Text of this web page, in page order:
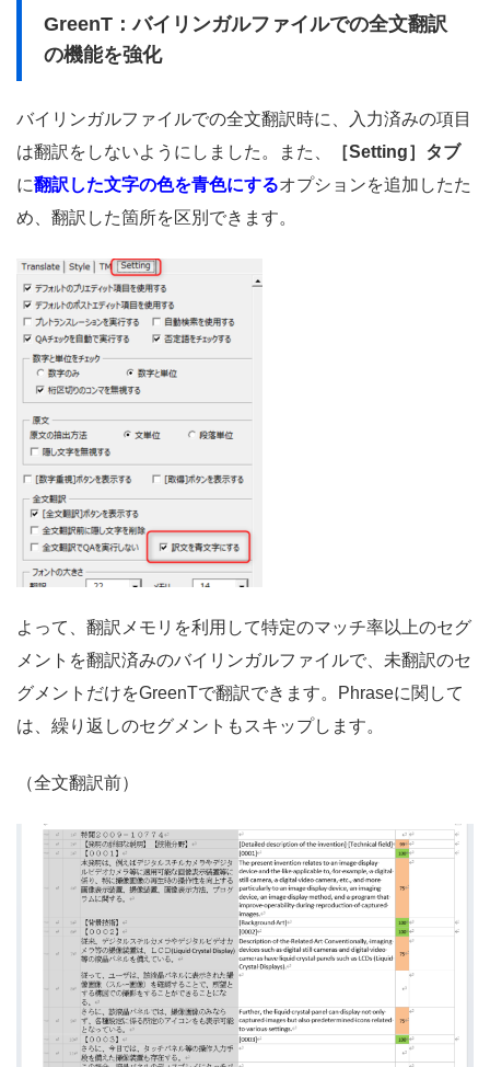
GreenT：バイリンガルファイルでの全文翻訳
の機能を強化
バイリンガルファイルでの全文翻訳時に、入力済みの項目
は翻訳をしないようにしました。また、
［Setting］タブ
に翻訳した文字の色を青色にするオプションを追加したた
め、翻訳した箇所を区別できます。
よって、翻訳メモリを利用して特定のマッチ率以上のセグ
メントを翻訳済みのバイリンガルファイルで、未翻訳のセ
グメントだけをGreenTで翻訳できます。Phraseに関して
は、繰り返しのセグメントもスキップします。
（全文翻訳前）